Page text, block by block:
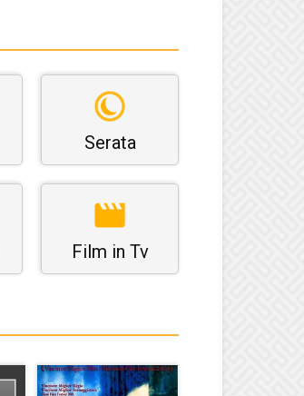
Serata
Film in Tv